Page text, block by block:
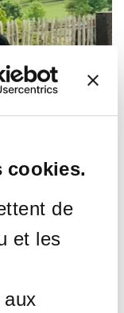
cookies.
de
et les
van de